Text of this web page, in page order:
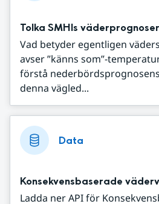
Tolka SMHIs väderprognoser
Vad betyder egentligen
avser ”känns som”-
förstå
denna vägled...
Data
Konsekvensbaserade
Ladda ner API för